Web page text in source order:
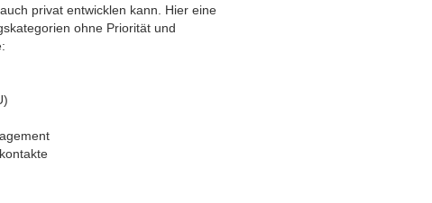
privat entwicklen kann. Hier eine
ohne Priorität und